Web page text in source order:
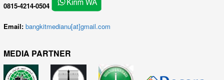
0815-4214-0504
Email: bangkitmedianu[at]gmail.com
MEDIA PARTNER